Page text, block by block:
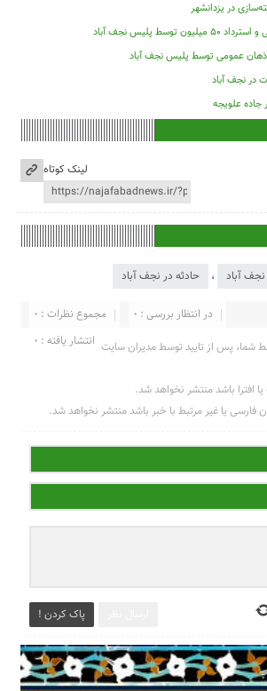
در یزدانشهر
توسط پلیس نجف آباد
عمومی توسط پلیس نجف آباد
لینک کوتاه
آباد ، حادثه در نجف آباد
مجموع نظرات : 0
در انتظار بررسی : 0
انتشار یافته : 0 شما، پس از تایید توسط مدیران سایت
افترا باشد منتشر نخواهد شد.
فارسی یا غیر مرتبط با خبر باشد منتشر نخواهد شد.
پاک کردن !